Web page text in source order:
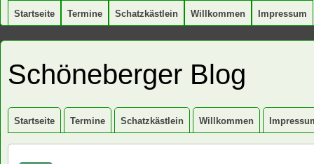
Startseite Termine Schatzkästlein Willkommen Impressum
Schöneberger Blog
Startseite Termine Schatzkästlein Willkommen